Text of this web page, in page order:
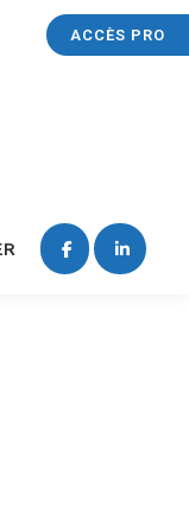
ACCÈS PRO